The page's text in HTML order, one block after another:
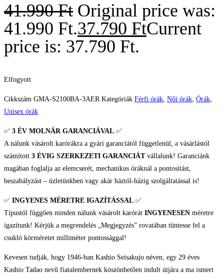
41.990Ft Original price was:
41.990 Ft.37.790 FtCurrent
price is: 37.790 Ft.
Elfogyott
Cikkszám GMA-S2100BA-3AER Kategóriák Férfi órák, Női órák, Órák,
Unisex órák
✅ 3 ÉV MOLNÁR GARANCIÁVAL ✅
A nálunk vásárolt karórákra a gyári garanciától függetlenül, a vásárlástól
számított 3 ÉVIG SZERKEZETI GARANCIÁTvállalunk! Garanciánk
magában foglalja az elemcserét, mechanikus óráknál a pontosítást,
beszabályzást – üzletünkben vagy akár háztól-házig szolgáltatással is!
✅ INGYENES MÉRETRE IGAZÍTÁSSAL ✅
Típustól függően minden nálunk vásárolt karórát INGYENESEN méretre
igazítunk! Kérjük a megrendelés „Megjegyzés” rovatában tüntesse fel a
csukló körméretet milliméter pontossággal!
Kevesen tudják, hogy 1946-ban Kashio Seisakujo néven, egy 29 éves
Kashio Tadao nevû fiatalembernek köszönhetõen indult útjára a ma ismert